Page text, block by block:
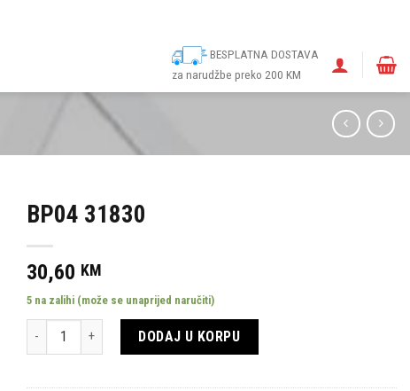
BESPLATNA DOSTAVA
za narudžbe preko 200 KM
BP04 31830
30,60 KM
5 na zalihi (može se unaprijed naručiti)
Količina DODAJ U KORPU